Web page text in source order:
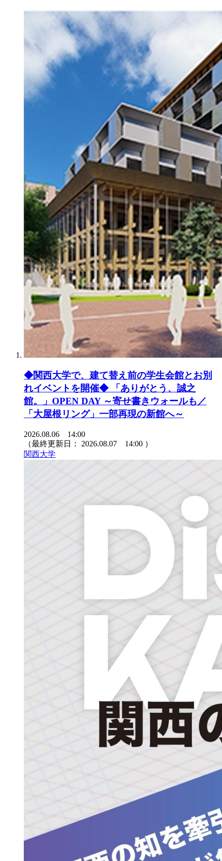
◆関西大学で、建て替え前の学生会館とお別
れイベントを開催◆ 「ありがとう、誠之
館。」OPEN DAY ～寄せ書きウォールも／
「大屋根リング」一部再現の新館へ～
2026.08.06 14:00
（最終更新日： 2026.08.07 14:00 ）
関西大学